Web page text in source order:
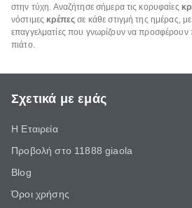
στην τύχη. Αναζήτησε σήμερα τις κορυφαίες
νόστιμες κρέπες σε κάθε στιγμή της ημέρας, με
επαγγελματίες που γνωρίζουν να προσφέρουν
πιάτο.
Σχετικά με εμάς
Η Εταιρεία
Προβολή στο 11888 giaola
Blog
Όροι χρήσης